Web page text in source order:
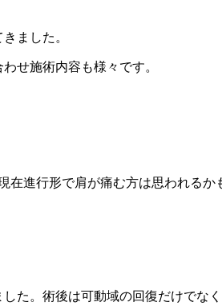
ました。
せ施術内容も様々です。
進行形で肩が痛む方は思われるか
た。術後は可動域の回復だけでな